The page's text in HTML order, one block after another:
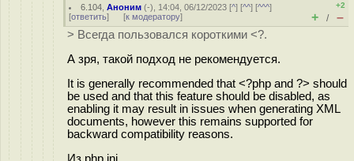
6.104 ,Аноним (-), 14:04, 06/12/2023 [^] [^^] [^^^]
[ответить] [к модератору]
+2
+ / –
> Всегда пользовался короткими <?.
А зря, такой подход не рекомендуется.
It is generally recommended that <?php and ?> should
be used and that this feature should be disabled, as
enabling it may result in issues when generating XML
documents, however this remains supported for
backward compatibility reasons.
Из php.ini